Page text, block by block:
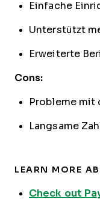
Einfache
Unterstützt
Erweiterte
Cons:
Probleme
Langsame
LEARN MORE
Check out